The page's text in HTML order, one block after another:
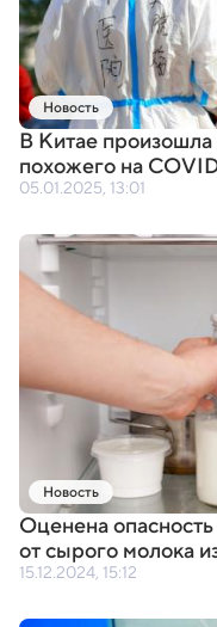
Новость
В Китае
похожего на
05.01.2025, 13:01
Новость
Оценена
от сырого молока
15.12.2024, 15:12